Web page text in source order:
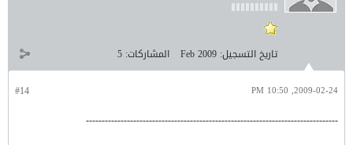
تاريخ التسجيل: Feb 2009 المشاركات: 5
#14 2009-02-24, 10:50 PM
--------------------------------------------------------------------------------